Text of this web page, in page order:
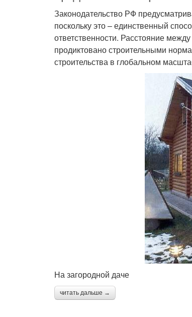
Законодательство РФ
поскольку это – единственный
ответственности. Расстояние
продиктовано строительными
строительства в глобальном
На загородной даче
читать дальше →